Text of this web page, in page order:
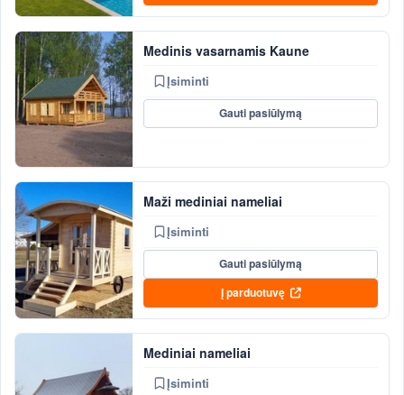
Medinis vasarnamis Kaune
Įsiminti
Gauti pasiūlymą
Maži mediniai nameliai
Įsiminti
Gauti pasiūlymą
Į parduotuvę
Mediniai nameliai
Įsiminti